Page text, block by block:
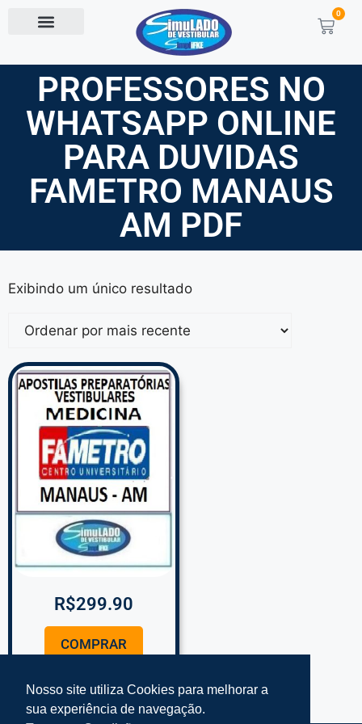
0
PROFESSORES NO
WHATSAPP ONLINE
PARA DUVIDAS
FAMETRO MANAUS
AM PDF
Exibindo um único resultado
R$299.90
COMPRAR
Nosso site utiliza Cookies para melhorar a
sua experiência de navegação.